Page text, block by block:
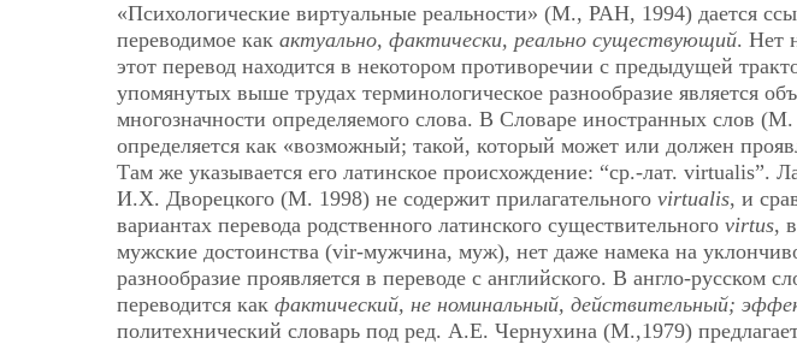
«Психологические виртуальные реальности» (М., РАН, 1994) дается
переводимое как актуально, фактически, реально существующий. Нет
этот перевод находится в некотором противоречии с предыдущей
упомянутых выше трудах терминологическое разнообразие является
многозначности определяемого слова. В Словаре иностранных слов
определяется как «возможный; такой, который может или должен
Там же указывается его латинское происхождение: “ср.-лат. virtualis”.
И.Х. Дворецкого (М. 1998) не содержит прилагательного virtualis, и
вариантах перевода родственного латинского существительного virtus,
мужские достоинства (vir-мужчина, муж), нет даже намека на
разнообразие проявляется в переводе с английского. В англо-русском
переводится как фактический, не номинальный, действительный;
политехнический словарь под ред. А.Е. Чернухина (М.,1979)